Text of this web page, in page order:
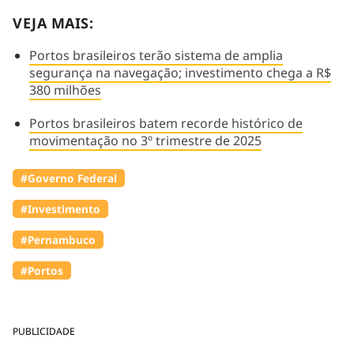
PUBLICIDADE
VEJA MAIS:
Portos brasileiros terão sistema de amplia
segurança na navegação; investimento chega a R$
380 milhões
Portos brasileiros batem recorde histórico de
movimentação no 3º trimestre de 2025
#Governo Federal
#Investimento
#Pernambuco
#Portos